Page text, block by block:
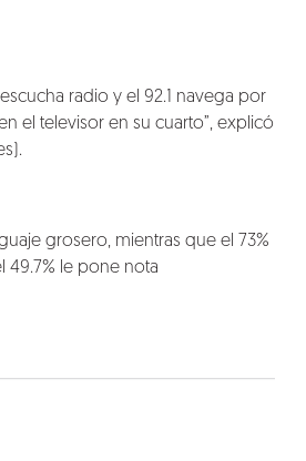
radio y el 92.1 navega por
el televisor en su cuarto”, explicó
grosero, mientras que el 73%
49.7% le pone nota